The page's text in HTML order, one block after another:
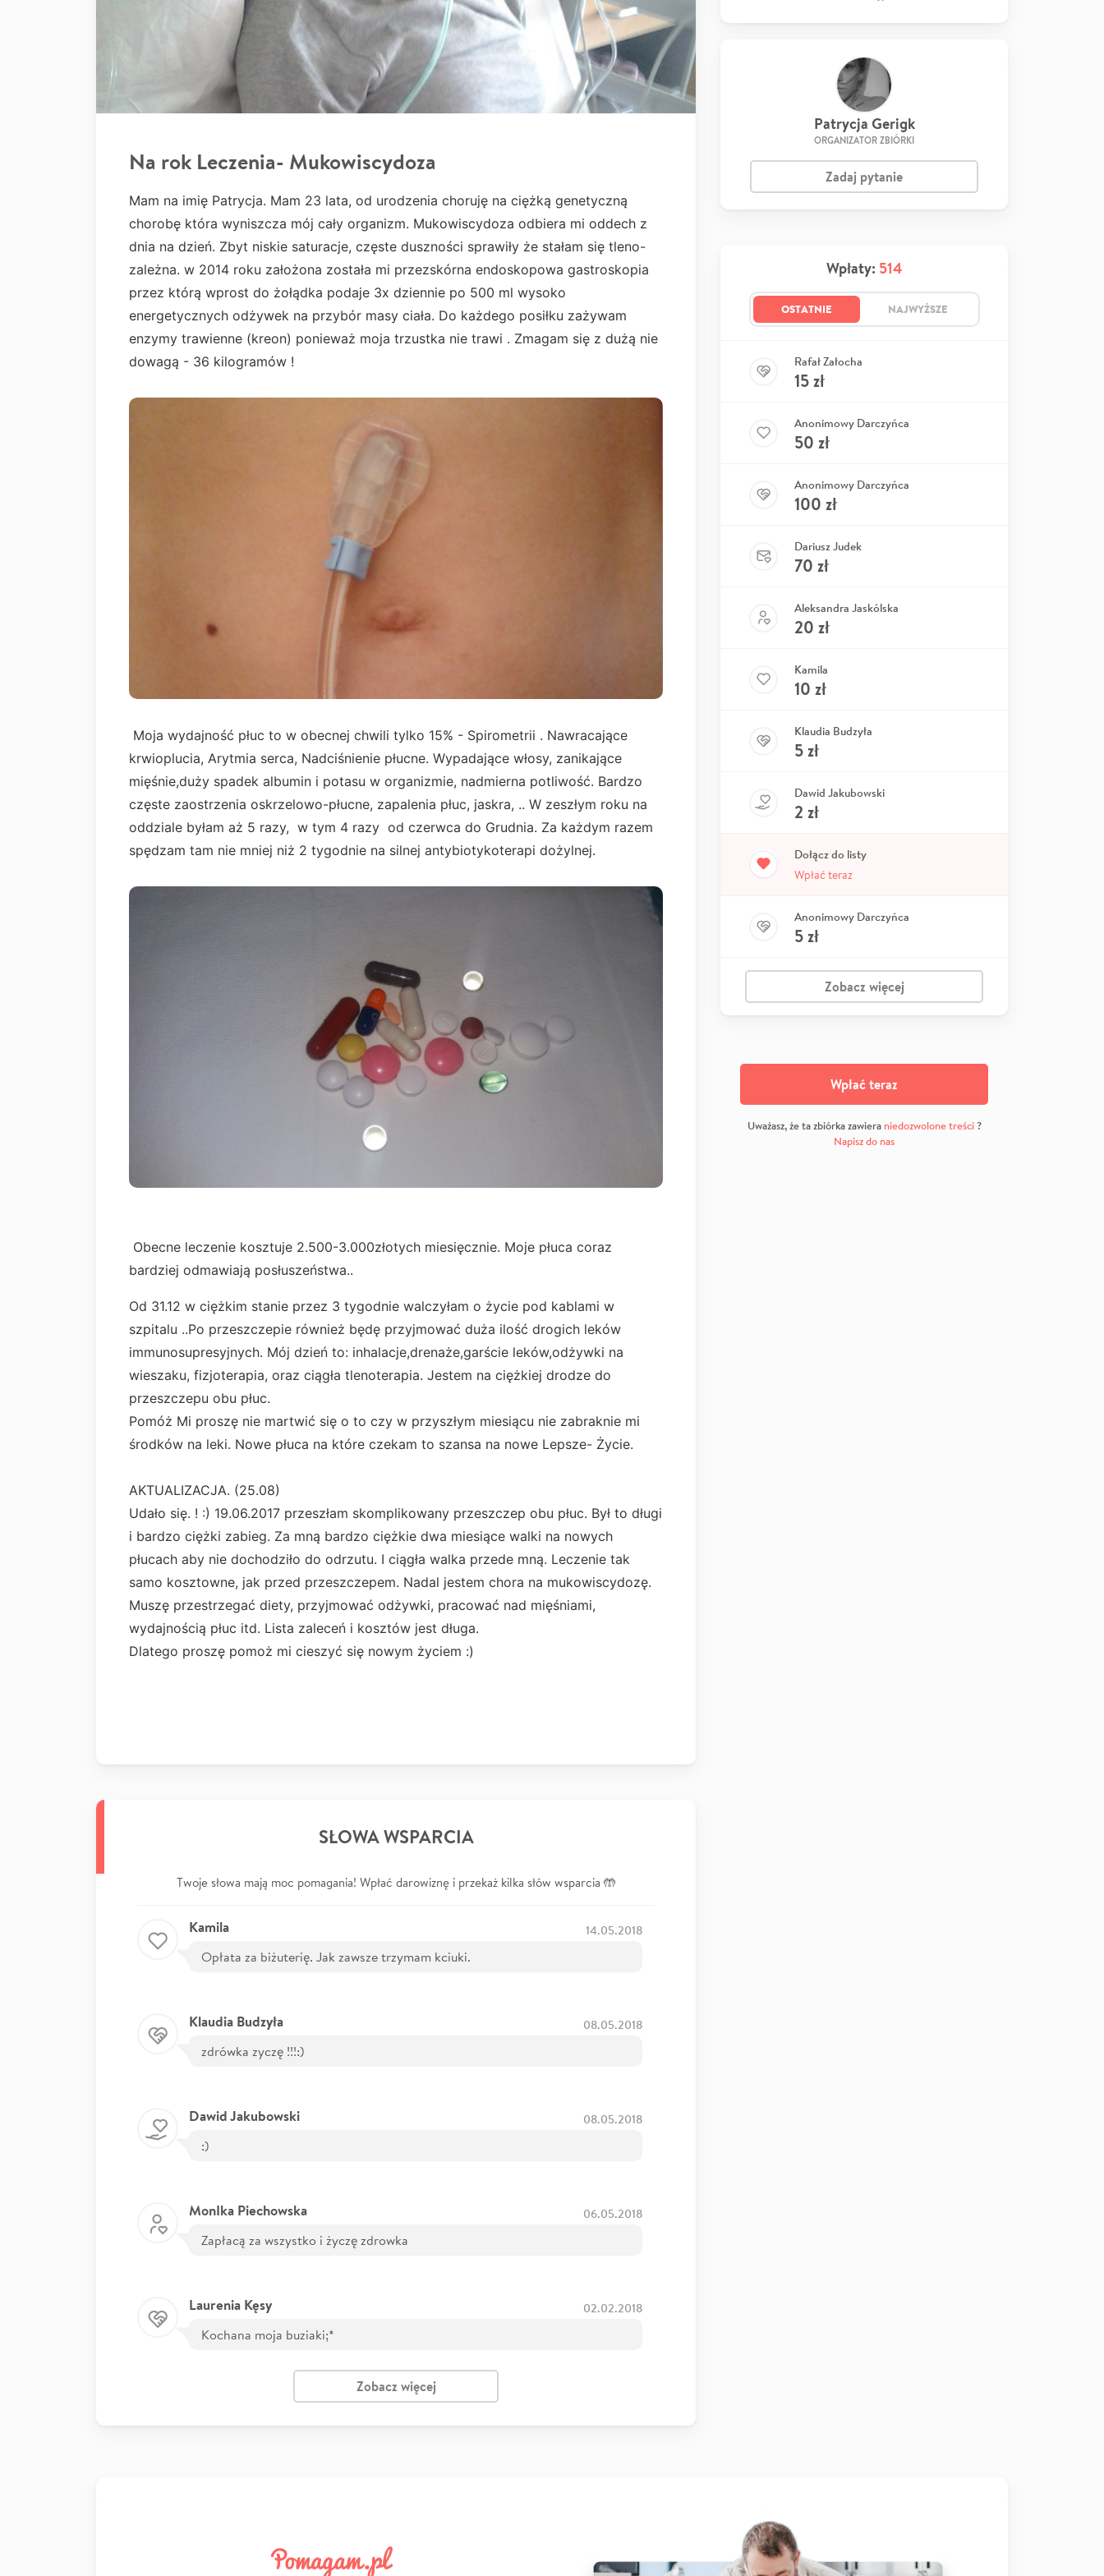
Na rok Leczenia- Mukowiscydoza
Mam na imię Patrycja. Mam 23 lata, od urodzenia choruję na ciężką genetyczną
chorobę która wyniszcza mój cały organizm. Mukowiscydoza odbiera mi oddech z
dnia na dzień. Zbyt niskie saturacje, częste duszności sprawiły że stałam się tleno-
zależna. w 2014 roku założona została mi przezskórna endoskopowa gastroskopia
przez którą wprost do żołądka podaje 3x dziennie po 500 ml wysoko
energetycznych odżywek na przybór masy ciała. Do każdego posiłku zażywam
enzymy trawienne (kreon) ponieważ moja trzustka nie trawi . Zmagam się z dużą nie
dowagą - 36 kilogramów !
Moja wydajność płuc to w obecnej chwili tylko 15% - Spirometrii . Nawracające
krwioplucia, Arytmia serca, Nadciśnienie płucne. Wypadające włosy, zanikające
mięśnie,duży spadek albumin i potasu w organizmie, nadmierna potliwość. Bardzo
częste zaostrzenia oskrzelowo-płucne, zapalenia płuc, jaskra, .. W zeszłym roku na
oddziale byłam aż 5 razy, w tym 4 razy od czerwca do Grudnia. Za każdym razem
spędzam tam nie mniej niż 2 tygodnie na silnej antybiotykoterapi dożylnej.
Obecne leczenie kosztuje 2.500-3.000złotych miesięcznie. Moje płuca coraz
bardziej odmawiają posłuszeństwa..
Od 31.12 w ciężkim stanie przez 3 tygodnie walczyłam o życie pod kablami w
szpitalu ..Po przeszczepie również będę przyjmować duża ilość drogich leków
immunosupresyjnych. Mój dzień to: inhalacje,drenaże,garście leków,odżywki na
wieszaku, fizjoterapia, oraz ciągła tlenoterapia. Jestem na ciężkiej drodze do
przeszczepu obu płuc.
Pomóż Mi proszę nie martwić się o to czy w przyszłym miesiącu nie zabraknie mi
środków na leki. Nowe płuca na które czekam to szansa na nowe Lepsze- Życie.
AKTUALIZACJA. (25.08)
Udało się. ! :) 19.06.2017 przeszłam skomplikowany przeszczep obu płuc. Był to długi
i bardzo ciężki zabieg. Za mną bardzo ciężkie dwa miesiące walki na nowych
płucach aby nie dochodziło do odrzutu. I ciągła walka przede mną. Leczenie tak
samo kosztowne, jak przed przeszczepem. Nadal jestem chora na mukowiscydozę.
Muszę przestrzegać diety, przyjmować odżywki, pracować nad mięśniami,
wydajnością płuc itd. Lista zaleceń i kosztów jest długa.
Dlatego proszę pomoż mi cieszyć się nowym życiem :)
SŁOWA WSPARCIA
Twoje słowa mają moc pomagania! Wpłać darowiznę i przekaż kilka słów wsparcia 🤲
Kamila 14.05.2018
Opłata za biżuterię. Jak zawsze trzymam kciuki.
Klaudia Budzyła 08.05.2018
zdrówka zyczę !!!:)
Dawid Jakubowski 08.05.2018
:)
MonIka Piechowska 06.05.2018
Zapłacą za wszystko i życzę zdrowka
Laurenia Kęsy 02.02.2018
Kochana moja buziaki;*
Zobacz więcej
Patrycja Gerigk
ORGANIZATOR ZBIÓRKI
Zadaj pytanie
Wpłaty: 514
OSTATNIE NAJWYŻSZE
Rafał Załocha
15zł
Anonimowy Darczyńca
50 zł
Anonimowy Darczyńca
100 zł
Dariusz Judek
70 zł
Aleksandra Jaskólska
20 zł
Kamila
10 zł
Klaudia Budzyła
5zł
Dawid Jakubowski
2 zł
Dołącz do listy
Wpłać teraz
Anonimowy Darczyńca
5zł
Zobacz więcej
Wpłać teraz
Uważasz, że ta zbiórka zawiera niedozwolone treści?
Napisz do nas